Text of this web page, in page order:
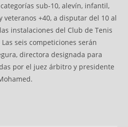
sub-10, alevín, infantil,
veteranos +40, a disputar del 10 al
instalaciones del Club de Tenis
Las seis competiciones serán
directora designada para
por el juez árbitro y presidente